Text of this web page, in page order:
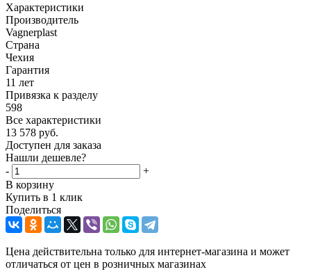
Характеристики
Производитель
Vagnerplast
Страна
Чехия
Гарантия
11 лет
Привязка к разделу
598
Все характеристики
13 578 руб.
Доступен для заказа
Нашли дешевле?
-
+
В корзину
Купить в 1 клик
Поделиться
Цена действительна только для интернет-магазина и может
отличаться от цен в розничных магазинах